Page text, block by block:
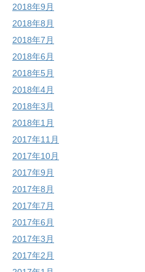
2018年9月
2018年8月
2018年7月
2018年6月
2018年5月
2018年4月
2018年3月
2018年1月
2017年11月
2017年10月
2017年9月
2017年8月
2017年7月
2017年6月
2017年3月
2017年2月